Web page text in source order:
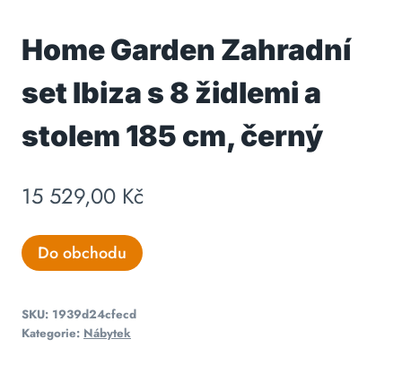
Home Garden Zahradní
set Ibiza s 8 židlemi a
stolem 185 cm, černý
15 529,00 Kč
Do obchodu
SKU: 1939d24cfecd
Kategorie: Nábytek